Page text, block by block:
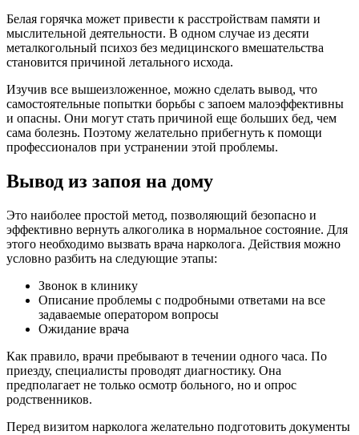
Белая горячка может привести к расстройствам памяти и
мыслительной деятельности. В одном случае из десяти
металкогольный психоз без медицинского вмешательства
становится причиной летального исхода.
Изучив все вышеизложенное, можно сделать вывод, что
самостоятельные попытки борьбы с запоем малоэффективны
и опасны. Они могут стать причиной еще больших бед, чем
сама болезнь. Поэтому желательно прибегнуть к помощи
профессионалов при устранении этой проблемы.
Вывод из запоя на дому
Это наиболее простой метод, позволяющий безопасно и
эффективно вернуть алкоголика в нормальное состояние. Для
этого необходимо вызвать врача нарколога. Действия можно
условно разбить на следующие этапы:
Звонок в клинику
Описание проблемы с подробными ответами на все
задаваемые оператором вопросы
Ожидание врача
Как правило, врачи пребывают в течении одного часа. По
приезду, специалисты проводят диагностику. Она
предполагает не только осмотр больного, но и опрос
родственников.
Перед визитом нарколога желательно подготовить документы